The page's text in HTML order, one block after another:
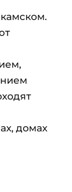
домах